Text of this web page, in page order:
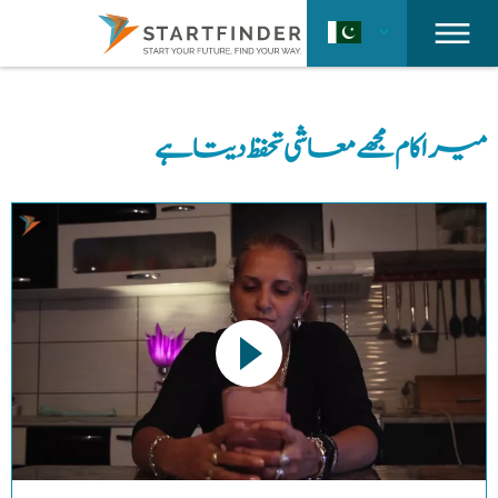
میرا کام مجھے معاشی تحفظ دیتا ہے
This link opens a YouTube video. Please note the data
protection regulations valid for this site.